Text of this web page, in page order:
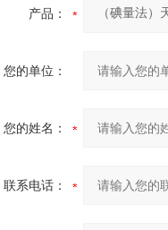
产品：
您的单位：
您的姓名：
联系电话：